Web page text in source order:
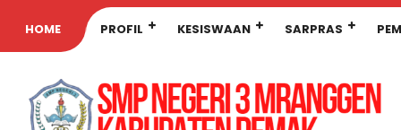
HOME PROFIL KESISWAAN SARPRAS